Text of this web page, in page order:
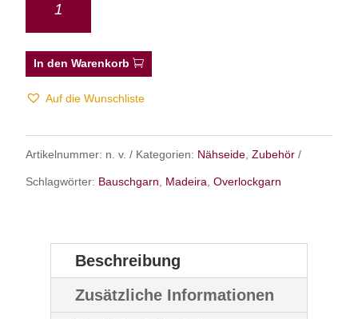
In den Warenkorb
Auf die Wunschliste
Artikelnummer: n. v. Kategorien: Nähseide ,Zubehör
Schlagwörter: Bauschgarn Madeira ,Overlockgarn
Beschreibung
Zusätzliche Informationen